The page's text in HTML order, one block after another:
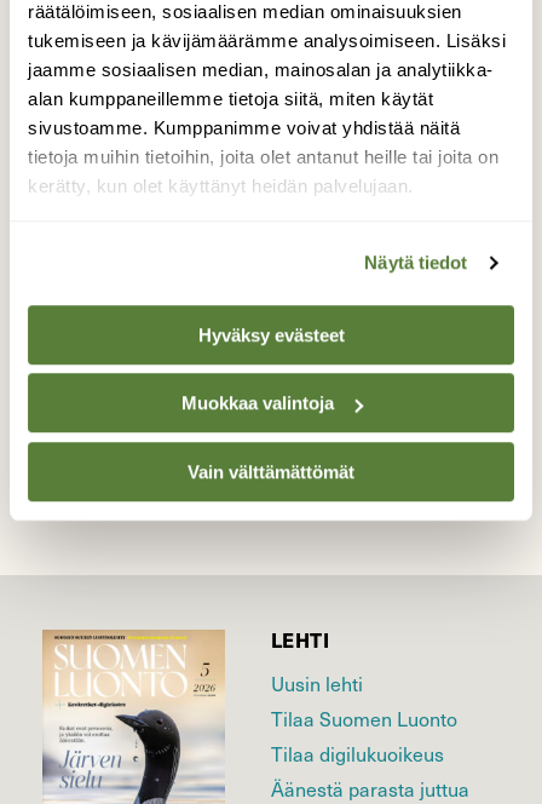
räätälöimiseen, sosiaalisen median ominaisuuksien
tukemiseen ja kävijämäärämme analysoimiseen. Lisäksi
jaamme sosiaalisen median, mainosalan ja analytiikka-
alan kumppaneillemme tietoja siitä, miten käytät
sivustoamme. Kumppanimme voivat yhdistää näitä
tietoja muihin tietoihin, joita olet antanut heille tai joita on
kerätty, kun olet käyttänyt heidän palvelujaan.
Näytä tiedot
Hyväksy evästeet
Muokkaa valintoja
Vain välttämättömät
Maailma linnunpoikasen
silmin
Kauniina kesäkuisena päivänä sinitiaisen
poikanen kurkisteli pöntöstä ja näki
ensimmäistä kertaa maisemia kotinsa
Valokuvaaja: Emilia Miettinen, Hämeenlinna
10.6.2024
TAKAISIN LISTAAN
LEHTI
Uusin lehti
Tilaa Suomen Luonto
Tilaa digilukuoikeus
Äänestä parasta juttua